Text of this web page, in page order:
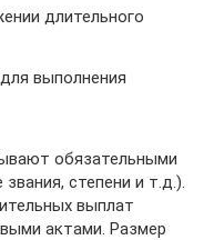
длительного
выполнения
обязательными
степени и т.д.).
выплат
актами. Размер